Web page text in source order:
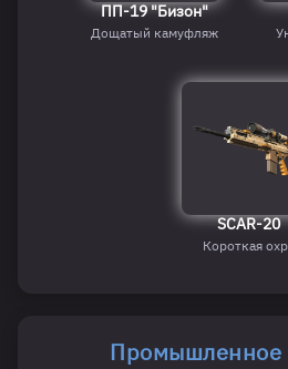
ПП-19 "Бизон"
Дощатый камуфляж
SCAR-20
Короткая
Промышленное